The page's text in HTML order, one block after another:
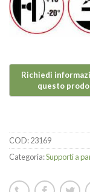
COD:23169
Categoria:Supporti a